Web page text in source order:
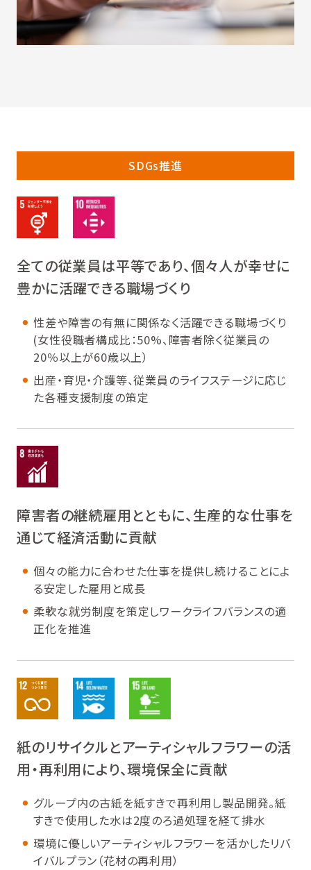
SDGs推進
全ての従業員は平等であり、個々人が幸せに
豊かに活躍できる職場づくり
性差や障害の有無に関係なく活躍できる職場づくり
(女性役職者構成比：50%、障害者除く従業員の
20％以上が60歳以上）
出産・育児・介護等、従業員のライフステージに応じ
た各種支援制度の策定
障害者の継続雇用とともに、生産的な仕事を
通じて経済活動に貢献
個々の能力に合わせた仕事を提供し続けることによ
る安定した雇用と成長
柔軟な就労制度を策定しワークライフバランスの適
正化を推進
紙のリサイクルとアーティシャルフラワーの活
用・再利用により、環境保全に貢献
グループ内の古紙を紙すきで再利用し製品開発。紙
すきで使用した水は2度のろ過処理を経て排水
環境に優しいアーティシャルフラワーを活かしたリバ
イバルプラン（花材の再利用）